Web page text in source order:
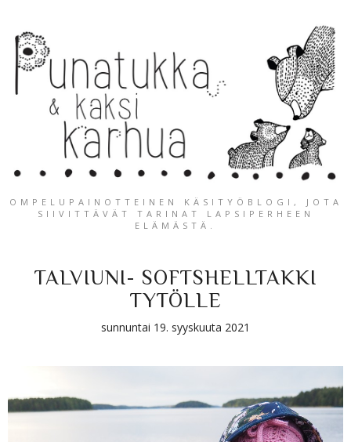
OMPELUPAINOTTEINEN KÄSITYÖBLOGI, JOTA
SIIVITTÄVÄT TARINAT LAPSIPERHEEN
ELÄMÄSTÄ.
TALVIUNI- SOFTSHELLTAKKI
TYTÖLLE
sunnuntai 19. syyskuuta 2021